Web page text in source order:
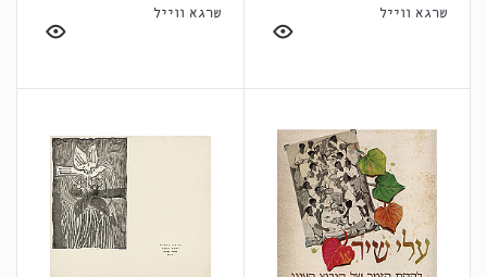
שרגא ווייל
שרגא ווייל